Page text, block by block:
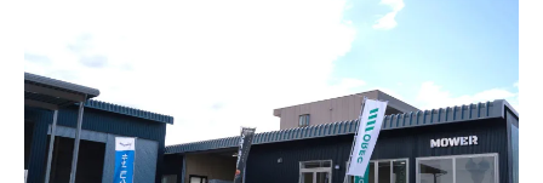
本体 FIG33 シート(High USA)
本体 FIG41 シート(Asia)
本体 FIG42 シート(日本)
本体 FIG43 シート(韓国)
本体 FIG27 シート
CMX2402HC
本体 FIG31 シート
CMX2404HC/V/S